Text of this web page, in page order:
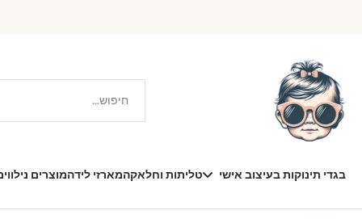
בגדי תינוקות בעיצוב אישי טליתות וחלאקהמארזי לידהמוצרים